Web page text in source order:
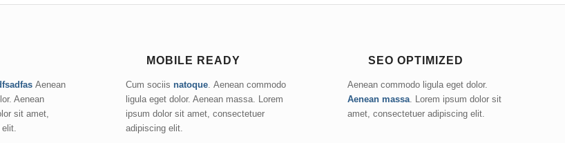
Aenean
Aenean
sit amet,
elit.
MOBILE READY
Cum sociisnatoque. Aenean commodo
ligula eget dolor. Aenean massa. Lorem
ipsum dolor sit amet, consectetuer
adipiscing elit.
SEO OPTIMIZED
Aenean commodo ligula eget dolor.
Aenean massa. Lorem ipsum dolor sit
amet, consectetuer adipiscing elit.